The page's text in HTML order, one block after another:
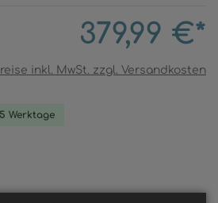
379,99 €*
inkl. MwSt. zzgl. Versandkosten
Werktage
den gewünschten